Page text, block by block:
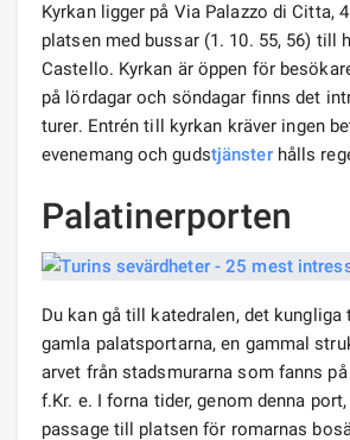
Kyrkan ligger på Via Palazzo di Citta,
platsen med bussar (1. 10. 55, 56) till
Castello. Kyrkan är öppen för
på lördagar och söndagar finns det
turer. Entrén till kyrkan kräver ingen
evenemang och gudstjänsterhålls
Palatinerporten
Du kan gå till katedralen, det kungliga
gamla palatsportarna, en gammal
arvet från stadsmurarna som fanns
f.Kr. e. I forna tider, genom denna
passage till platsen för romarnas